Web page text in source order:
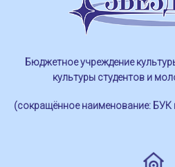
Бюджетное учреждение
культуры студентов и
(сокращённое наименование: